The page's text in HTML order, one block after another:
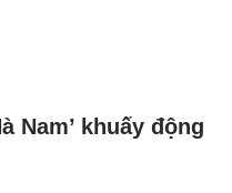
Nam’ khuấy động